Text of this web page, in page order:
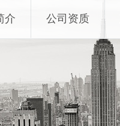
介 公司资质